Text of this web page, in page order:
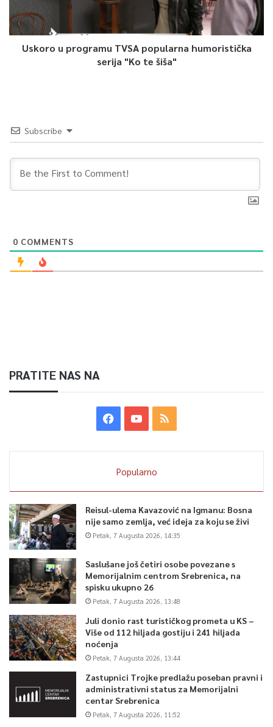
Uskoro u programu TVSA popularna humoristička
serija "Ko te šiša"
Subscribe
0 COMMENTS
PRATITE NAS NA
Popularno
Reisul-ulema Kavazović na Igmanu: Bosna
nije samo zemlja, već ideja za koju se živi
Petak, 7 Augusta 2026, 14:35
Saslušane još četiri osobe povezane s
Memorijalnim centrom Srebrenica, na
spisku ukupno 26
Petak, 7 Augusta 2026, 13:48
Juli donio rast turističkog prometa u KS –
Više od 112 hiljada gostiju i 241 hiljada
noćenja
Petak, 7 Augusta 2026, 13:44
Zastupnici Trojke predlažu poseban pravni i
administrativni status za Memorijalni
centar Srebrenica
Petak, 7 Augusta 2026, 11:52